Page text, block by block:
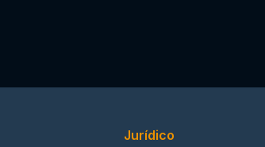
Jurídico